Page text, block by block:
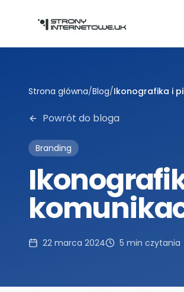
Strona główna/Blog/Ikonografika i
Powrót do bloga
Branding
22 marca 2024 5 min czytania